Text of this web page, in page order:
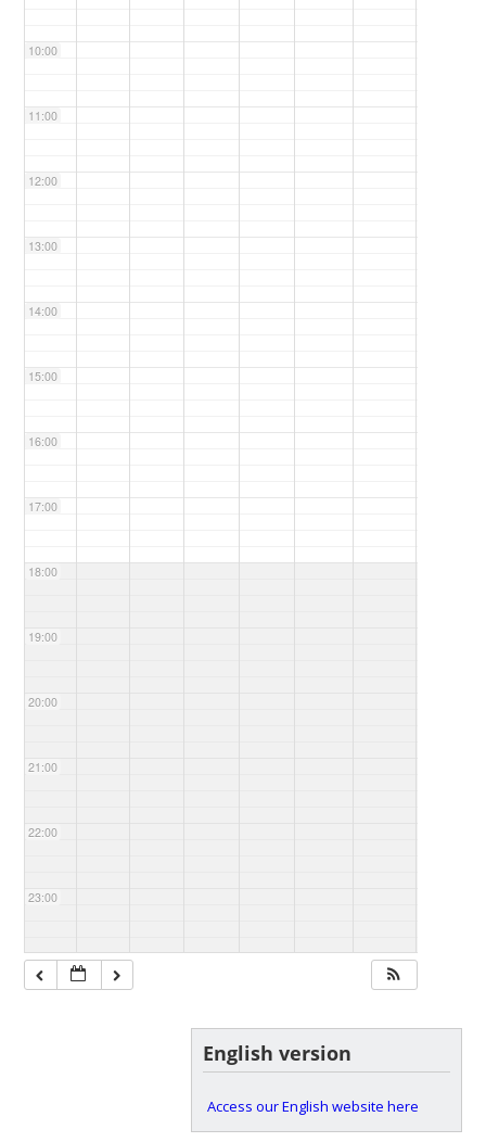
10:00
11:00
12:00
13:00
14:00
15:00
16:00
17:00
18:00
19:00
20:00
21:00
22:00
23:00
English version
Access our English website here